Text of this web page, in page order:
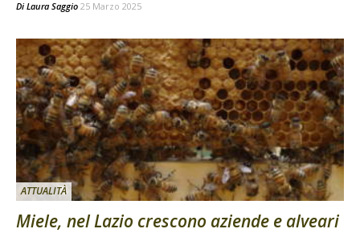
Di Laura Saggio 25 Marzo 2025
ATTUALITÀ
Miele, nel Lazio crescono aziende e alveari